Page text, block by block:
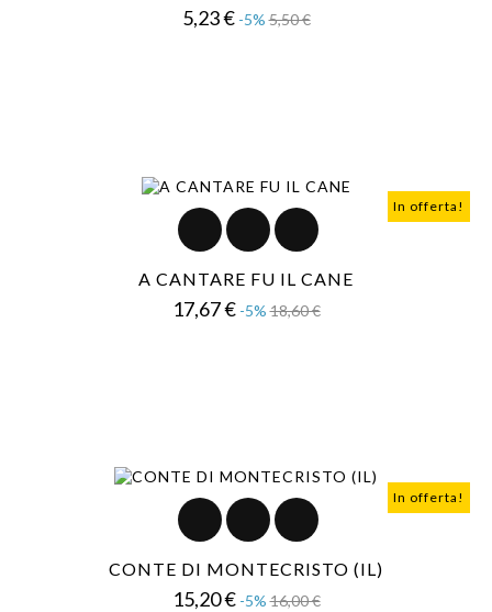
5,23 € Prezzo
-5% 5,50 €Prezzo
In offerta!
A CANTARE FU IL CANE
17,67 € Prezzo
-5% 18,60 €Prezzo
In offerta!
CONTE DI MONTECRISTO (IL)
15,20 € Prezzo
-5% 16,00 €Prezzo